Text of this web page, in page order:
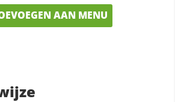
AAN MENU